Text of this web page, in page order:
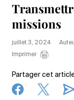
missions
juillet 3, 2024
Imprimer
Partager cet